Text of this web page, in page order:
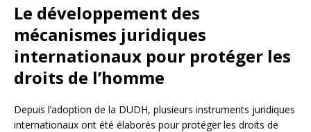
Le développement des
mécanismes juridiques
internationaux pour protéger les
droits de l’homme
Depuis l’adoption de la DUDH, plusieurs instruments juridiques
internationaux ont été élaborés pour protéger les droits de